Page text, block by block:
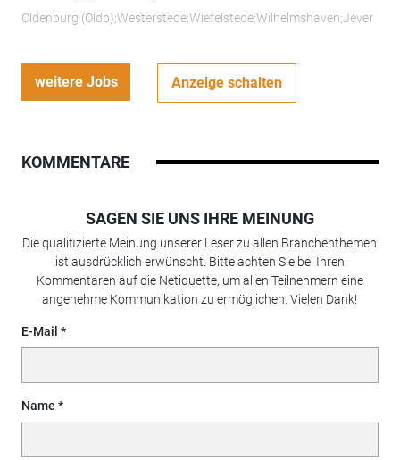
Oldenburg (Oldb);Westerstede;Wiefelstede;Wilhelmshaven;Jever
weitere Jobs Anzeige schalten
KOMMENTARE
SAGEN SIE UNS IHRE MEINUNG
Die qualifizierte Meinung unserer Leser zu allen Branchenthemen
ist ausdrücklich erwünscht. Bitte achten Sie bei Ihren
Kommentaren auf die Netiquette, um allen Teilnehmern eine
angenehme Kommunikation zu ermöglichen. Vielen Dank!
E-Mail
Name